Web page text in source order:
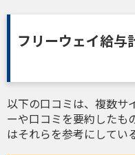
フリーウェイ給与
以下の口コミは、複数サ
ーや口コミを要約したも
はそれらを参考にしてい